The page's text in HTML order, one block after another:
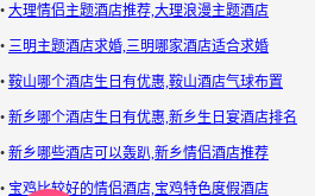
• 大理情侣主题酒店推荐,大理浪漫主题酒店
• 三明主题酒店求婚,三明哪家酒店适合求婚
• 鞍山哪个酒店生日有优惠,鞍山酒店气球布置
• 新乡哪个酒店生日有优惠,新乡生日宴酒店排名
• 新乡哪些酒店可以轰趴,新乡情侣酒店推荐
• 宝鸡比较好的情侣酒店,宝鸡特色度假酒店